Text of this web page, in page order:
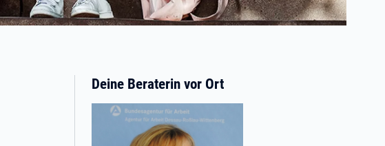
Deine Beraterin vor Ort